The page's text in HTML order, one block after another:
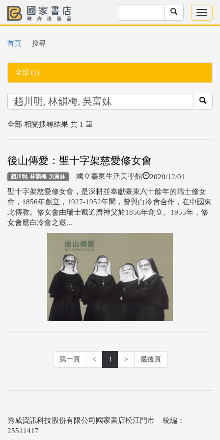
首頁 搜尋
全部 (1)
全部 相關搜尋結果 共 1 筆
後山傳愛：聖十字架慈愛修女會
趙川明, 林韻梅, 吳富妹 國立臺東生活美學館 2020/12/01
聖十字架慈愛修女會，是深耕並奉獻臺東六十餘年的瑞士修女
會，1856年創立，1927-1952年間，曾與白冷會合作，在中國東
北傳教。修女會由瑞士戴道濟神父於1856年創立。1955年，修
女會應白冷會之邀...
第一頁 < 1 > 最後頁
秀威資訊科技股份有限公司國家書店松江門市 統編：
25511417